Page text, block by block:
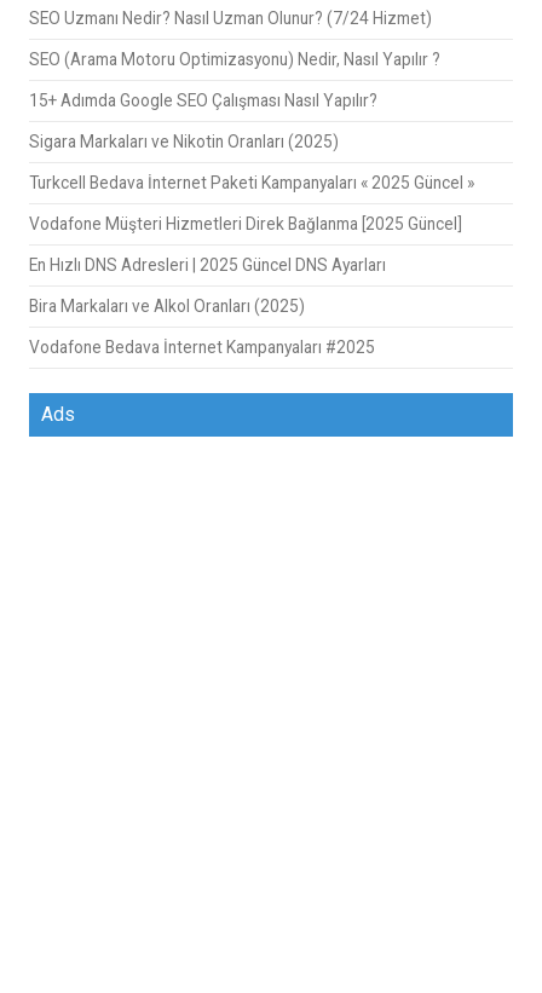
SEO Uzmanı Nedir? Nasıl Uzman Olunur? (7/24 Hizmet)
SEO (Arama Motoru Optimizasyonu) Nedir, Nasıl Yapılır ?
15+ Adımda Google SEO Çalışması Nasıl Yapılır?
Sigara Markaları ve Nikotin Oranları (2025)
Turkcell Bedava İnternet Paketi Kampanyaları « 2025 Güncel »
Vodafone Müşteri Hizmetleri Direk Bağlanma [2025 Güncel]
En Hızlı DNS Adresleri | 2025 Güncel DNS Ayarları
Bira Markaları ve Alkol Oranları (2025)
Vodafone Bedava İnternet Kampanyaları #2025
Ads